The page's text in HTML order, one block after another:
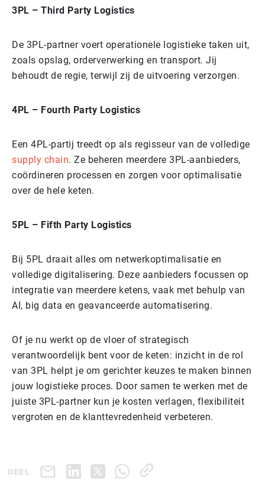
3PL – Third Party Logistics
De 3PL-partner voert operationele logistieke taken uit,
zoals opslag, orderverwerking en transport. Jij
behoudt de regie, terwijl zij de uitvoering verzorgen.
4PL – Fourth Party Logistics
Een 4PL-partij treedt op als regisseur van de volledige
supply chain. Ze beheren meerdere 3PL-aanbieders,
coördineren processen en zorgen voor optimalisatie
over de hele keten.
5PL – Fifth Party Logistics
Bij 5PL draait alles om netwerkoptimalisatie en
volledige digitalisering. Deze aanbieders focussen op
integratie van meerdere ketens, vaak met behulp van
AI, big data en geavanceerde automatisering.
Of je nu werkt op de vloer of strategisch
verantwoordelijk bent voor de keten: inzicht in de rol
van 3PL helpt je om gerichter keuzes te maken binnen
jouw logistieke proces. Door samen te werken met de
juiste 3PL-partner kun je kosten verlagen, flexibiliteit
vergroten en de klanttevredenheid verbeteren.
DEEL